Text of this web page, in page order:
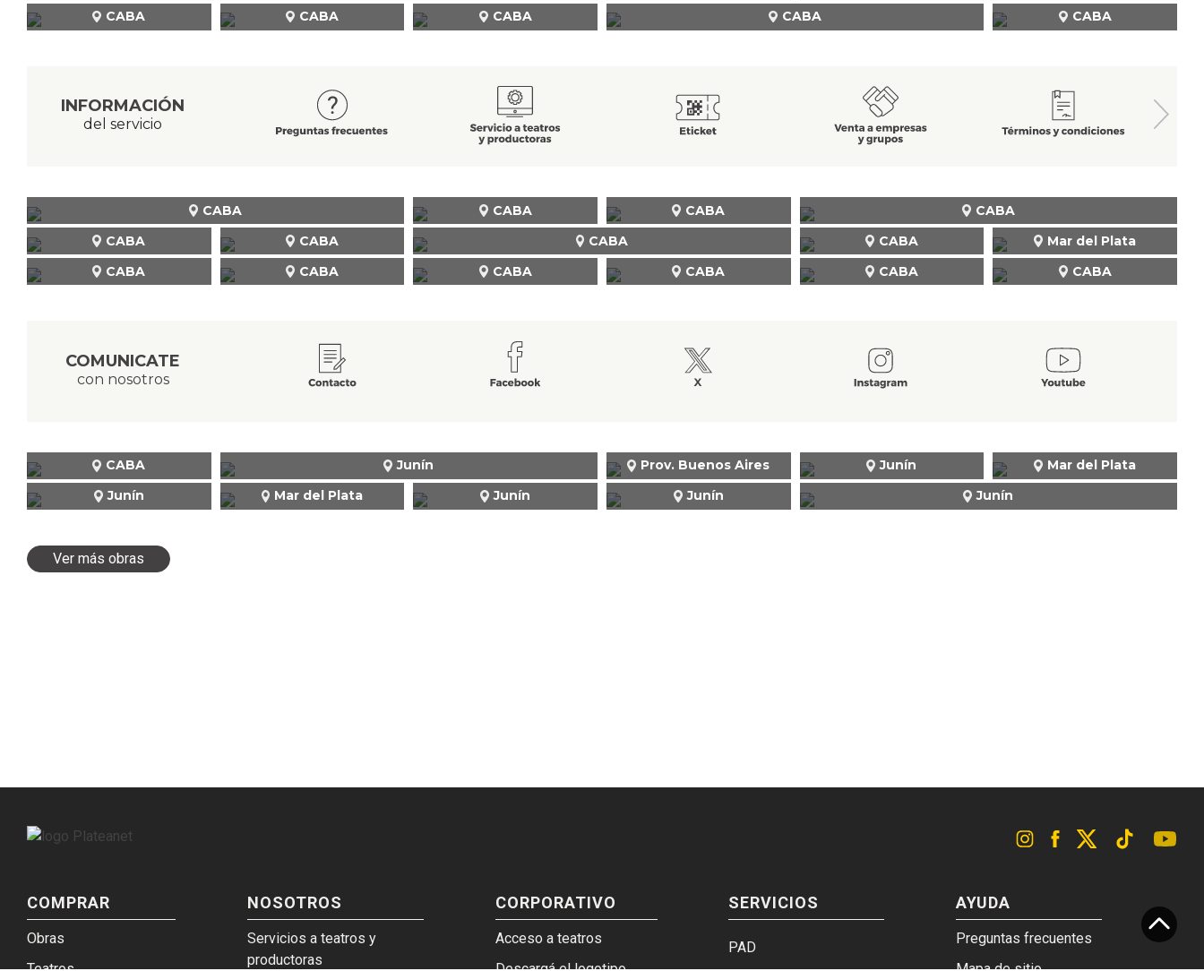
CABA
CABA CABA CABA CABA
INFORMACIÓN
del servicio
CABA CABA CABA
CABA
CABA
CABA CABA CABA
Mar del Plata
CABA
CABA CABA CABA CABA CABA
COMUNICATE
con nosotros
CABA Junín Prov. Buenos Aires Junín
Mar del Plata
Junín
Mar del Plata Junín Junín Junín
Ver más obras
COMPRAR
Obras
NOSOTROS
Servicios a teatros y
productoras
CORPORATIVO
Acceso a teatros
SERVICIOS
PAD
AYUDA
Preguntas frecuentes